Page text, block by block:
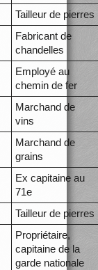
Tailleur de pierres
Fabricant de
chandelles
Employé au
chemin de fer
Marchand de
vins
Marchand de
grains
Ex capitaine au
71e
Tailleur de pierres
Propriétaire,
capitaine de la
garde nationale